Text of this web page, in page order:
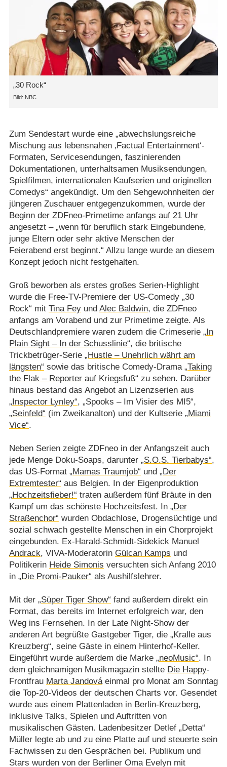
„30 Rock“
NBC
Zum Sendestart wurde eine „abwechslungsreiche
Mischung aus lebensnahen ‚Factual Entertainment‘-
Formaten, Servicesendungen, faszinierenden
Dokumentationen, unterhaltsamen Musiksendungen,
Spielfilmen, internationalen Kaufserien und originellen
Comedys“ angekündigt. Um den Sehgewohnheiten der
jüngeren Zuschauer entgegenzukommen, wurde der
Beginn der ZDFneo-Primetime anfangs auf 21 Uhr
angesetzt – „wenn für beruflich stark Eingebundene,
junge Eltern oder sehr aktive Menschen der
Feierabend erst beginnt.“ Allzu lange wurde an diesem
Konzept jedoch nicht festgehalten.
Groß beworben als erstes großes Serien-Highlight
wurde die Free-TV-Premiere der US-Comedy „30
Rock“ mit Tina Feyund Alec Baldwin, die ZDFneo
anfangs am Vorabend und zur Primetime zeigte. Als
Deutschlandpremiere waren zudem die Crimeserie „In
Plain Sight – In der Schusslinie“, die britische
Trickbetrüger-Serie „Hustle – Unehrlich währt am
längsten“ sowie das britische Comedy-Drama „Taking
the Flak – Reporter auf Kriegsfuß“ zu sehen. Darüber
hinaus bestand das Angebot an Lizenzserien aus
„Inspector Lynley“, „Spooks – Im Visier des MI5“,
„Seinfeld“ (im Zweikanalton) und der Kultserie „Miami
Vice“.
Neben Serien zeigte ZDFneo in der Anfangszeit auch
jede Menge Doku-Soaps, darunter „S.O.S. Tierbabys“,
das US-Format „Mamas Traumjob“ und „Der
Extremtester“ aus Belgien. In der Eigenproduktion
„Hochzeitsfieber!“ traten außerdem fünf Bräute in den
Kampf um das schönste Hochzeitsfest. In „Der
Straßenchor“ wurden Obdachlose, Drogensüchtige und
sozial schwach gestellte Menschen in ein Chorprojekt
eingebunden. Ex-Harald-Schmidt-Sidekick Manuel
Andrack, VIVA-Moderatorin Gülcan Kamps und
Politikerin Heide Simonis versuchten sich Anfang 2010
in „Die Promi-Pauker“ als Aushilfslehrer.
Mit der „Süper Tiger Show“ fand außerdem direkt ein
Format, das bereits im Internet erfolgreich war, den
Weg ins Fernsehen. In der Late Night-Show der
anderen Art begrüßte Gastgeber Tiger, die „Kralle aus
Kreuzberg“, seine Gäste in einem Hinterhof-Keller.
Eingeführt wurde außerdem die Marke „neoMusic“. In
dem gleichnamigen Musikmagazin stellte Die Happy-
Frontfrau Marta Jandováeinmal pro Monat am Sonntag
die Top-20-Videos der deutschen Charts vor. Gesendet
wurde aus einem Plattenladen in Berlin-Kreuzberg,
inklusive Talks, Spielen und Auftritten von
musikalischen Gästen. Ladenbesitzer Detlef „Detta“
Müller legte ab und zu eine Platte auf und steuerte sein
Fachwissen zu den Gesprächen bei. Publikum und
Stars wurden von der Berliner Oma Evelyn mit